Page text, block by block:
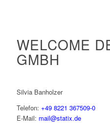
WELCOME
GMBH
Silvia Banholzer
Telefon: +49 8221 367509-0
E-Mail: mail@statix.de